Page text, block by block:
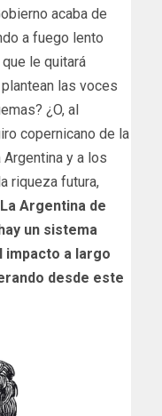
acaba de
a fuego lento
le quitará
las voces
¿O, al
copernicano de la
y a los
riqueza futura,
La Argentina de
un sistema
impacto a largo
desde este